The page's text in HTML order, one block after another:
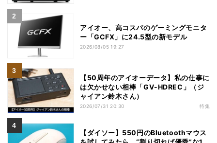
アイオー、高コスパのゲーミングモニタ
ー「GCFX」に24.5型の新モデル
2026/08/05 19:27
【50周年のアイオーデータ】私の仕事に
は欠かせない相棒「GV-HDREC」（ジ
ャイアン鈴木さん）
2026/07/31 20:30 特集
【ダイソー】550円のBluetoothマウス